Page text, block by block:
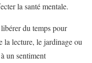
la santé mentale.
du temps pour
la lecture, le jardinage ou
un sentiment